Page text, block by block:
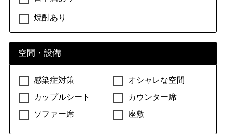
焼酎あり
空間・設備
感染症対策
オシャレな空間
カップルシート
カウンター席
ソファー席
座敷